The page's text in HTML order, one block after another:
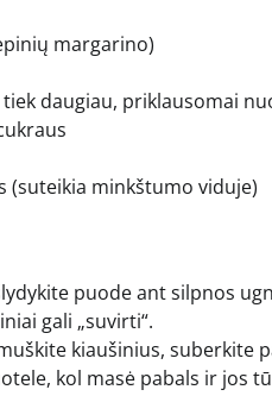
margarino)
daugiau, priklausomai
(suteikia minkštumo viduje)
puode ant silpnos
gali „suvirti“.
kiaušinius, suberkite
kol masė pabals ir jos